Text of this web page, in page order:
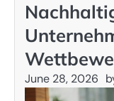
June 28, 2026